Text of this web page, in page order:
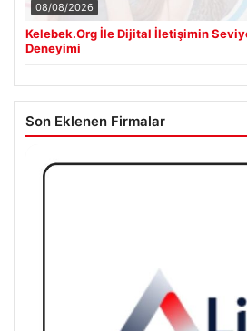
08/08/2026
Kelebek.Org İle Dijital İletişimin
Deneyimi
Son Eklenen Firmalar